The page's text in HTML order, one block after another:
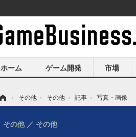
ホーム ゲーム開発 市場
› その他 › その他 › 記事 › 写真・画像
その他 その他